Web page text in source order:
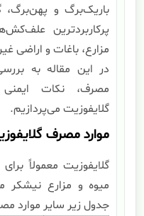
باریک‌برگ و پهن‌برگ،
پرکاربردترین
مزارع، باغات و
در این مقاله به
مصرف، نکات
گلایفوزیت می‌پردازیم.
موارد مصرف
گلایفوزیت معمولاً
میوه و مزارع نیشکر
جدول زیر سایر موارد